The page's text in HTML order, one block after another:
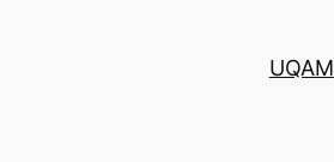
UQAM